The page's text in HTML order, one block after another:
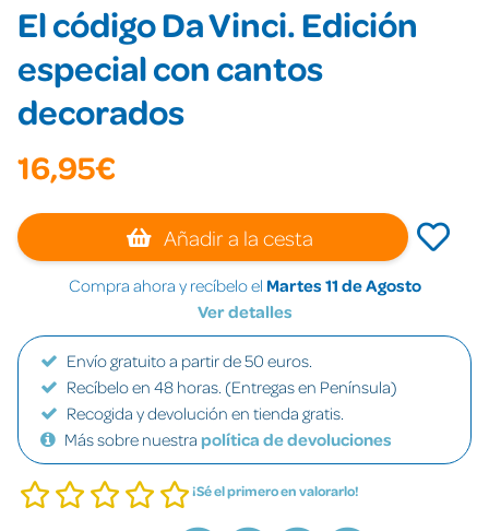
El código Da Vinci. Edición
especial con cantos
decorados
16,95€
Añadir a la cesta
Compra ahora y recíbelo el Martes 11 de Agosto
Ver detalles
Envío gratuito a partir de 50 euros.
Recíbelo en 48 horas. (Entregas en Península)
Recogida y devolución en tienda gratis.
Más sobre nuestra política de devoluciones
¡Sé el primero en valorarlo!